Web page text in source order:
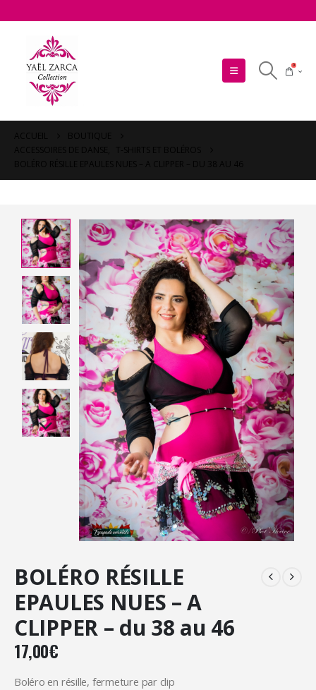
0
BOLÉRO RÉSILLE
EPAULES NUES – A
CLIPPER – du 38 au 46
17,00€
Boléro en résille, fermeture par clip